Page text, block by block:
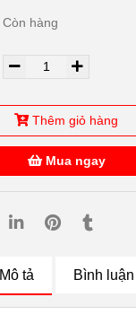
Còn hàng
Thêm giỏ hàng
Mua ngay
Mô tả Bình luận